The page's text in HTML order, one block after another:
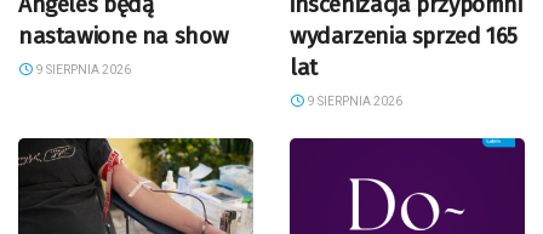
nastawione na show
9 SIERPNIA 2026
wydarzenia sprzed 165
lat
9 SIERPNIA 2026